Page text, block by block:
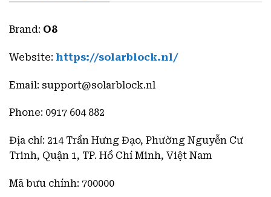
Brand: O8
Website: https://solarblock.nl/
Email: support@solarblock.nl
Phone: 0917 604 882
Địa chỉ: 214 Trần Hưng Đạo, Phường Nguyễn Cư
Trinh, Quận 1, TP. Hồ Chí Minh, Việt Nam
Mã bưu chính: 700000